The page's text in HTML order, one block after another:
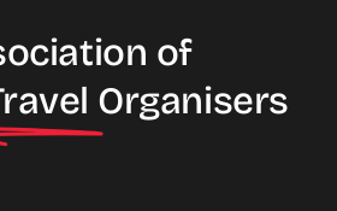
of
Organisers